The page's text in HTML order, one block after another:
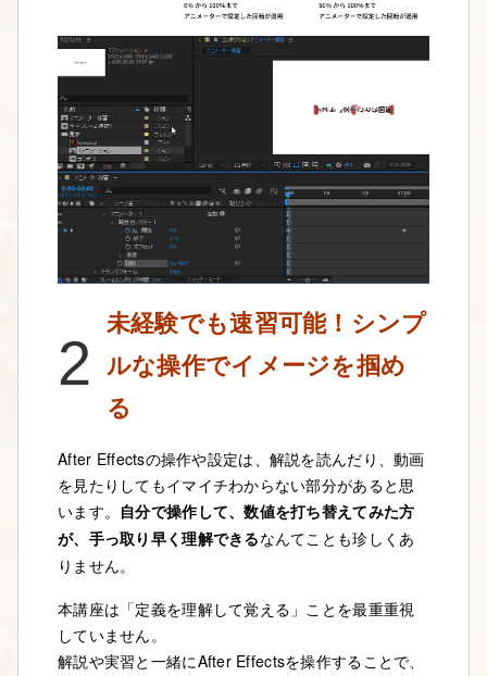
2
未経験でも速習可能！シンプ
ルな操作でイメージを掴め
る
After Effectsの操作や設定は、解説を読んだり、動画
を見たりしてもイマイチわからない部分があると思
います。 自分で操作して、数値を打ち替えてみた方
が、手っ取り早く理解できるなんてことも珍しくあ
りません。
本講座は「定義を理解して覚える」ことを最重重視
していません。
解説や実習と一緒にAfter Effectsを操作することで、